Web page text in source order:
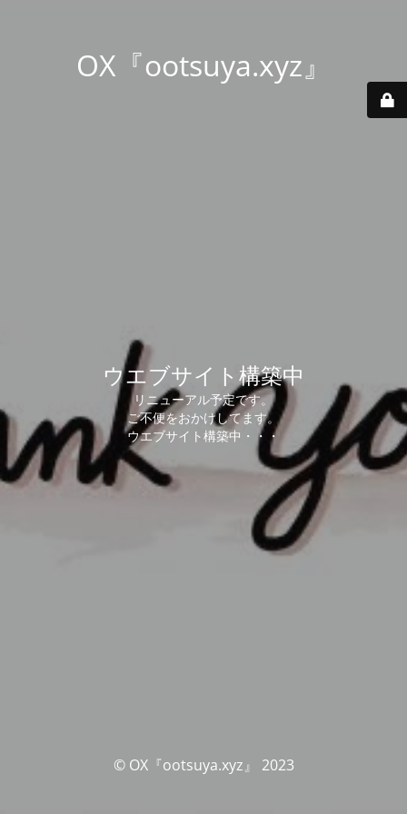
OX『ootsuya.xyz』
ウエブサイト構築中
リニューアル予定です。
ご不便をおかけしてます。
ウエブサイト構築中・・・
© OX『ootsuya.xyz』 2023